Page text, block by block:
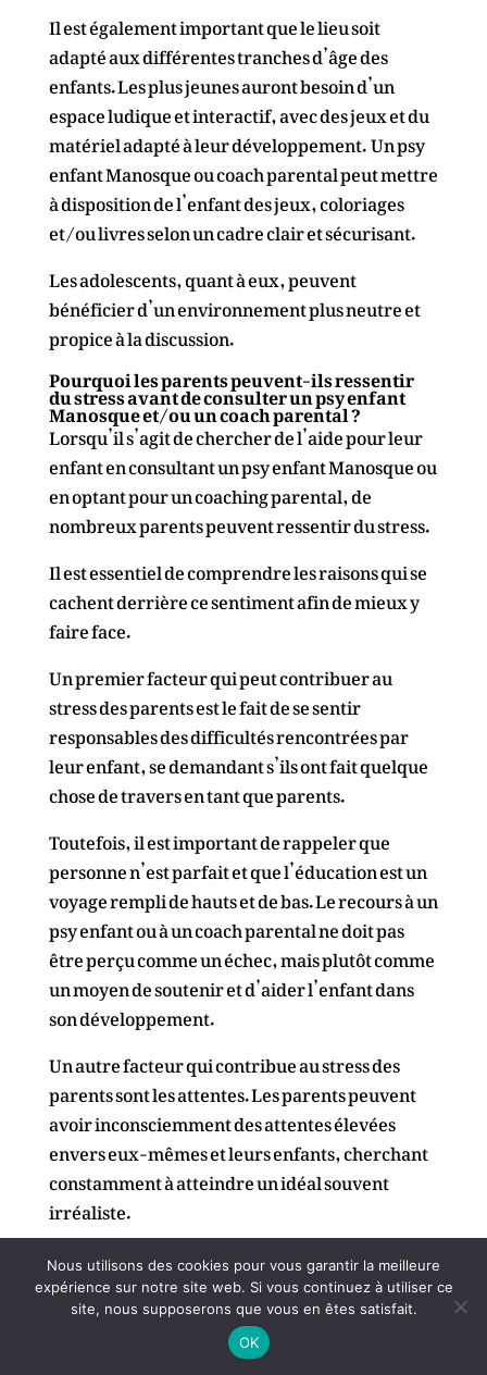
Il est également important que le lieu soit
adapté aux différentes tranches d’âge des
enfants. Les plus jeunes auront besoin d’un
espace ludique et interactif, avec des jeux et du
matériel adapté à leur développement. Un psy
enfant Manosque ou coach parental peut mettre
à disposition de l’enfant des jeux, coloriages
et/ou livres selon un cadre clair et sécurisant.
Les adolescents, quant à eux, peuvent
bénéficier d’un environnement plus neutre et
propice à la discussion.
Pourquoi les parents peuvent-ils ressentir
du stress avant de consulter un psy enfant
Manosque et/ou un coach parental ?
Lorsqu’il s’agit de chercher de l’aide pour leur
enfant en consultant un psy enfant Manosque ou
en optant pour un coaching parental, de
nombreux parents peuvent ressentir du stress.
Il est essentiel de comprendre les raisons qui se
cachent derrière ce sentiment afin de mieux y
faire face.
Un premier facteur qui peut contribuer au
stress des parents est le fait de se sentir
responsables des difficultés rencontrées par
leur enfant, se demandant s’ils ont fait quelque
chose de travers en tant que parents.
Toutefois, il est important de rappeler que
personne n’est parfait et que l’éducation est un
voyage rempli de hauts et de bas. Le recours à un
psy enfant ou à un coach parental ne doit pas
être perçu comme un échec, mais plutôt comme
un moyen de soutenir et d’aider l’enfant dans
son développement.
Un autre facteur qui contribue au stress des
parents sont les attentes. Les parents peuvent
avoir inconsciemment des attentes élevées
envers eux-mêmes et leurs enfants, cherchant
constamment à atteindre un idéal souvent
irréaliste.
Cette pression auto-imposée peut être
épuisante et générer du stress. Il est essentiel de
se rappeler que chaque enfant est unique et se
développe à son propre rythme. Demander de
Nous utilisons des cookies pour vous garantir la meilleure
expérience sur notre site web. Si vous continuez à utiliser ce
site, nous supposerons que vous en êtes satisfait.
OK